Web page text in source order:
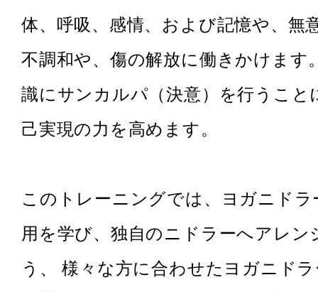
体、呼吸、感情、および記憶や、無
不調和や、傷の解放に働きかけます
識にサンカルパ（決意）を行うこと
己実現の力を高めます。
このトレーニングでは、ヨガニドラ
用を学び、独自のニドラーへアレン
う、 様々な方に合わせたヨガニド